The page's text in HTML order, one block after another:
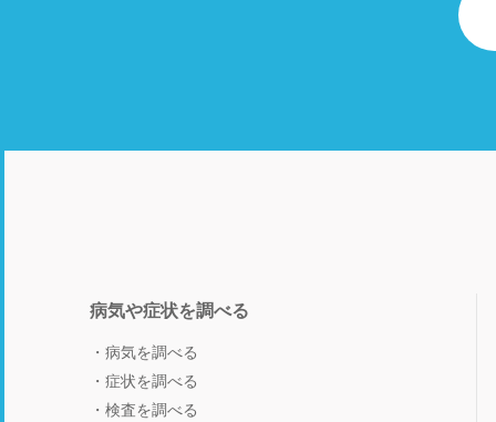
病気や症状を調べる
病気を調べる
症状を調べる
検査を調べる